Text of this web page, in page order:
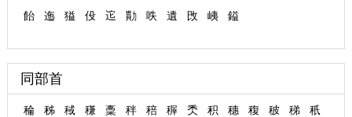
飴 迤 獈 伇 迱 勩 呹 遺 攺 峓 鎰
同部首
稐 秭 稢 稴 稾 秚 稖 稺 秂 积 穗 稪 秛 稊 秖